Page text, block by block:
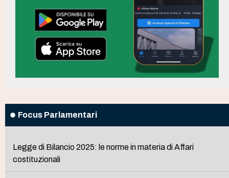
Focus Parlamentari
Legge di Bilancio 2025: le norme in materia di Affari
costituzionali